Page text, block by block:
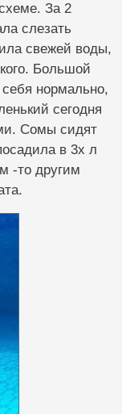
За 2
слезать
свежей воды,
Большой
нормально,
сегодня
Сомы сидят
в 3х л
-то другим